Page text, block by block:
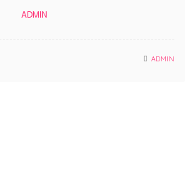
ADMIN
ADMIN